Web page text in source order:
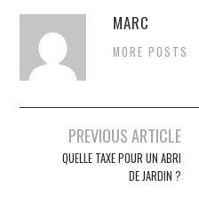
MARC
MORE POSTS
Navigation des articles
PREVIOUS ARTICLE
QUELLE TAXE POUR UN ABRI
DE JARDIN ?